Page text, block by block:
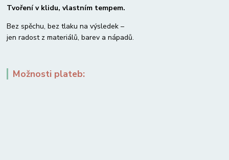
Tvoření v klidu, vlastním tempem.
Bez spěchu, bez tlaku na výsledek –
jen radost z materiálů, barev a nápadů.
Možnosti plateb: